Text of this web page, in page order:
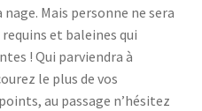
Mais personne ne sera
et baleines qui
! Qui parviendra à
le plus de vos
au passage n’hésitez